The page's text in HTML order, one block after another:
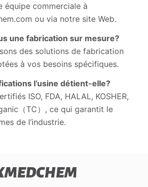
équipe commerciale à
ou via notre site Web.
une fabrication sur mesure?
des solutions de fabrication
à vos besoins spécifiques.
l’usine détient-elle?
ISO, FDA, HALAL, KOSHER,
（TC）, ce qui garantit le
de l’industrie.